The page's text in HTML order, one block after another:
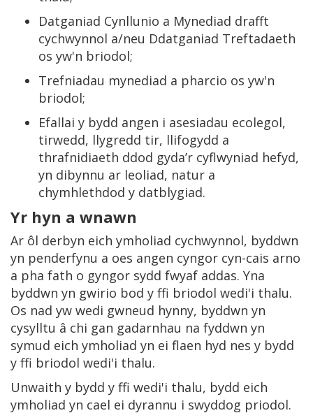
Datganiad Cynllunio a Mynediad drafft
cychwynnol a/neu Ddatganiad Treftadaeth
os yw'n briodol;
Trefniadau mynediad a pharcio os yw'n
briodol;
Efallai y bydd angen i asesiadau ecolegol,
tirwedd, llygredd tir, llifogydd a
thrafnidiaeth ddod gyda’r cyflwyniad hefyd,
yn dibynnu ar leoliad, natur a
chymhlethdod y datblygiad.
Yr hyn a wnawn
Ar ôl derbyn eich ymholiad cychwynnol, byddwn
yn penderfynu a oes angen cyngor cyn-cais arno
a pha fath o gyngor sydd fwyaf addas. Yna
byddwn yn gwirio bod y ffi briodol wedi'i thalu.
Os nad yw wedi gwneud hynny, byddwn yn
cysylltu â chi gan gadarnhau na fyddwn yn
symud eich ymholiad yn ei flaen hyd nes y bydd
y ffi briodol wedi'i thalu.
Unwaith y bydd y ffi wedi'i thalu, bydd eich
ymholiad yn cael ei dyrannu i swyddog priodol.